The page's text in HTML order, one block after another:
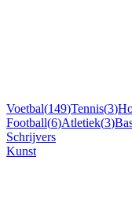
Voetbal(149)Tennis(3)
Football(6)Atletiek(3)
Schrijvers
Kunst